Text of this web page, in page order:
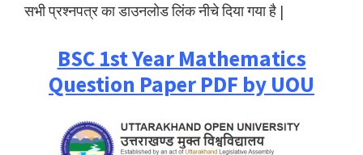
सभी प्रश्नपत्र का डाउनलोड लिंक नीचे दिया गया है |
BSC 1st Year Mathematics
Question Paper PDF by UOU